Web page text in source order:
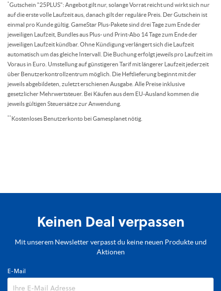
*Gutschein "25PLUS": Angebot gilt nur, solange Vorrat reicht und wirkt sich nur
auf die erste volle Laufzeit aus, danach gilt der reguläre Preis. Der Gutschein ist
einmal pro Kunde gültig. GameStar Plus-Pakete sind drei Tage zum Ende der
jeweiligen Laufzeit, Bundles aus Plus- und Print-Abo 14 Tage zum Ende der
jeweiligen Laufzeit kündbar. Ohne Kündigung verlängert sich die Laufzeit
automatisch um das gleiche Intervall. Die Buchung erfolgt jeweils pro Laufzeit im
Voraus in Euro. Umstellung auf günstigeren Tarif mit längerer Laufzeit jederzeit
über Benutzerkontrollzentrum möglich. Die Heftlieferung beginnt mit der
jeweils abgebildeten, zuletzt erschienen Ausgabe. Alle Preise inklusive
gesetzlicher Mehrwertsteuer. Bei Käufen aus dem EU-Ausland kommen die
jeweils gültigen Steuersätze zur Anwendung.
** Kostenloses Benutzerkonto bei Gamesplanet nötig.
Keinen Deal verpassen
Mit unserem Newsletter verpasst du keine neuen Produkte und
Aktionen
E-Mail